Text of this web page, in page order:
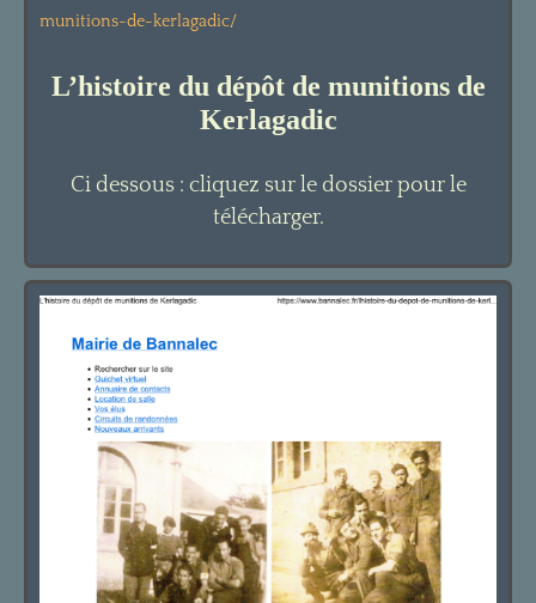
munitions-de-kerlagadic/
L’histoire du dépôt de munitions de
Kerlagadic
Ci dessous : cliquez sur le dossier pour le
télécharger.